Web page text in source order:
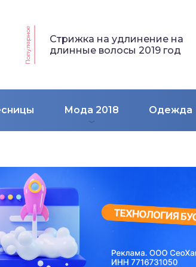
Популярное
Стрижка на удлинение на
длинные волосы 2019 год
Мода 2018 Одежда